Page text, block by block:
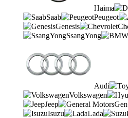
Haima
Saab
Peugeot
Genesis
SsangYong
Audi
Volkswagen
Jeep
Isuzu
Lada